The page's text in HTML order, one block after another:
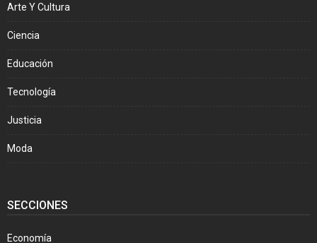
Arte Y Cultura
Ciencia
Educación
Tecnología
Justicia
Moda
SECCIONES
Economía